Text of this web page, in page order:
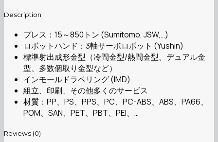
Description
プレス：15～850トン (Sumitomo, JSW,…)
ロボットハンド：3軸サーボロボット (Yushin)
標準射出成形金型（冷間金型/熱間金型、デュアル金
型、多数個取り金型など）
インモールドラベリング (IMD)
組立、印刷、その他多くのサービス
材質：PP、PS、PPS、PC、PC-ABS、ABS、PA66、
POM、SAN、PET、PBT、PEI、…
Reviews (0)